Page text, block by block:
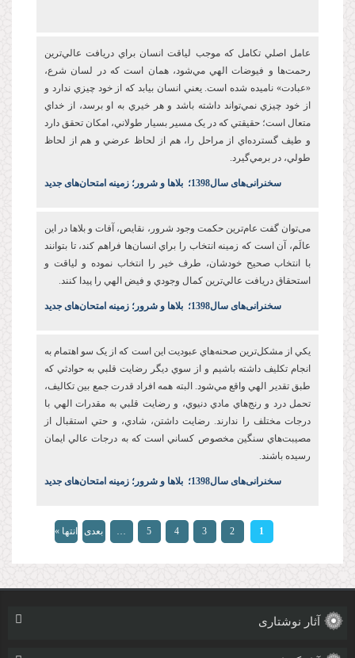
عامل اصلي تکامل که موجب لياقت انسان براي دريافت عالي‌ترين
رحمت‌ها و فيوضات الهي مي‌شود، همان است که در لسان شرع،
«عبادت» ناميده شده است. يعني انسان بيابد که از خود چيزي ندارد و
از خود چيزي نمي‌تواند داشته باشد و هر خيري به او برسد، از خداي
متعال است؛ حقيقتي که در يک مسير بسيار طولاني، امکان تحقق دارد
و طيف گسترده‌اي از مراحل را، هم از لحاظ عرضي و هم از لحاظ
طولي، در برمي‌گيرد.
سخنرانی‌های سال1398 ؛ بلاها و شرور؛ زمینه امتحان‌های جدید
می‌توان گفت عام‌ترين حکمت وجود شرور، نقايص، آفات و بلاها در اين
عالَم، آن است که زمينه انتخاب را براي انسان‌ها فراهم کند، تا بتوانند
با انتخاب صحيح خودشان، طرف خير را انتخاب نموده و لياقت و
استحقاق دريافت عالي‌ترين کمال وجودي و فيض الهي را پيدا کنند.
سخنرانی‌های سال1398 ؛ بلاها و شرور؛ زمینه امتحان‌های جدید
يکي از مشکل‌ترين صحنه‌هاي عبوديت این است که از يک سو اهتمام به
انجام تکليف داشته باشيم و از سوي ديگر رضايت قلبي به حوادثي که
طبق تقدير الهي واقع مي‌شود. البته همه افراد قدرت جمع بين تکاليف،
تحمل درد و رنج‌هاي مادي دنيوي، و رضايت قلبي به مقدرات الهي با
درجات مختلف را ندارند. رضايت‌ داشتن، شادي، و حتي استقبال از
مصيبت‌هاي سنگين مخصوص کساني است که به درجات عالي ايمان
رسيده باشند.
سخنرانی‌های سال1398 ؛ بلاها و شرور؛ زمینه امتحان‌های جدید
صفحه‌ها1
2
3
4
5
… بعدی انتها »
آثار نوشتاری